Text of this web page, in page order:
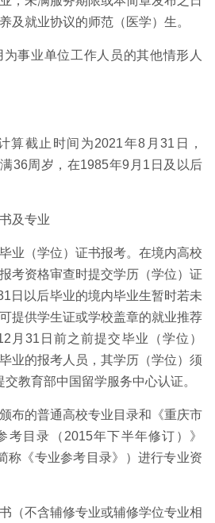
及就业协议的师范（医学）生。
事业单位工作人员的其他情形人
算截止时间为2021年8月31日，
36周岁，在1985年9月1日及以后
及专业
业（学位）证书报考。在境内高校
考资格审查时提交学历（学位）证
日以后毕业的境内毕业生暂时若未
提供学生证或学校盖章的就业推荐
月31日前之前提交毕业（学位）
业的报考人员，其学历（学位）须
教育部中国留学服务中心认证。
布的普通高校专业目录和《重庆市
考目录（2015年下半年修订）》
称《专业参考目录》）进行专业资
（不含辅修专业或辅修学位专业相